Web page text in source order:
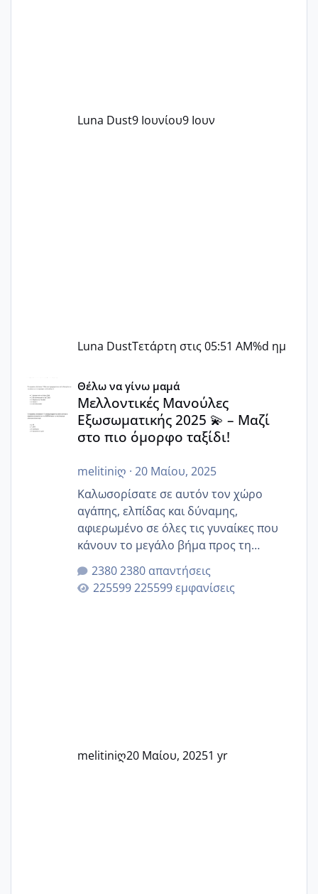
Luna Dust9 Ιουνίου9 Ιουν
Luna DustΤετάρτη στις 05:51 AM%d ημ
Μελλοντικές Μανούλες Εξωσωματικής 2025 💫 – Μαζί
Θέλω να γίνω μαμά
Μελλοντικές Μανούλες
Εξωσωματικής 2025 💫 – Μαζί
στο πιο όμορφο ταξίδι!
melitiniღ · 20 Μαίου, 2025
Καλωσορίσατε σε αυτόν τον χώρο
αγάπης, ελπίδας και δύναμης,
αφιερωμένο σε όλες τις γυναίκες που
κάνουν το μεγάλο βήμα προς τη
μητρότητα μέσω εξωσωματικής το 2025.
Εδώ θα μοιραστούμε αγωνίες, χαρές,
εμπειρίες και κάθε μικρή ή μεγάλη
2380 απαντήσεις
225599 εμφανίσεις
melitiniღ20 Μαίου, 20251 yr